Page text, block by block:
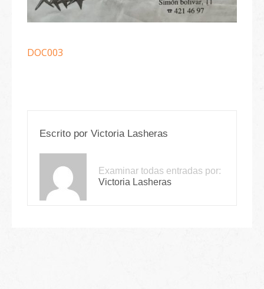
DOC003
Escrito por Victoria Lasheras
Examinar todas entradas por:
Victoria Lasheras